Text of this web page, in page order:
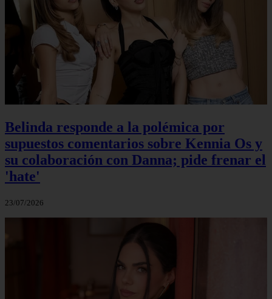
Belinda responde a la polémica por
supuestos comentarios sobre Kennia Os y
su colaboración con Danna; pide frenar el
'hate'
23/07/2026